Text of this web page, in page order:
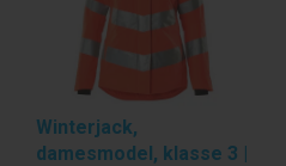
Winterjack,
damesmodel, klasse 3 |